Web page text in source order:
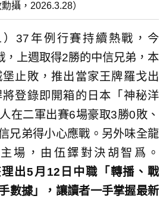
攝，2026.3.28）
37年例行賽持續熱戰，今
，上週取得2勝的中信兄弟，本
止敗，推出當家王牌羅戈出
登錄即開箱的日本「神秘洋
在二軍出賽6場豪取3勝0敗、
兄弟得小心應戰。另外味全龍
場，由伍鐸對決胡智爲。
理出5月12日中職「轉播、戰
數據」，讓讀者一手掌握最新